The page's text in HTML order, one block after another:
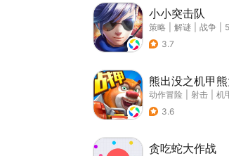
小小突击队
策略 解谜 战争
3.7
熊出没之机甲
动作冒险 射击 机
3.6
贪吃蛇大作战